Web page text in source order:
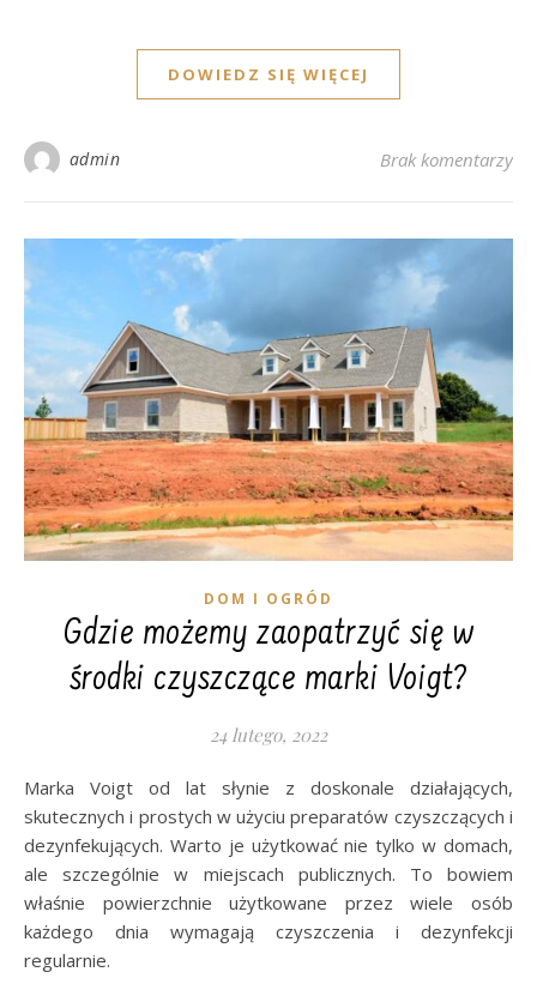
DOWIEDZ SIĘ WIĘCEJ
admin Brak komentarzy
DOM I OGRÓD
Gdzie możemy zaopatrzyć się w
środki czyszczące marki Voigt?
24 lutego, 2022
Marka Voigt od lat słynie z doskonale działających,
skutecznych i prostych w użyciu preparatów czyszczących i
dezynfekujących. Warto je użytkować nie tylko w domach,
ale szczególnie w miejscach publicznych. To bowiem
właśnie powierzchnie użytkowane przez wiele osób
każdego dnia wymagają czyszczenia i dezynfekcji
regularnie.